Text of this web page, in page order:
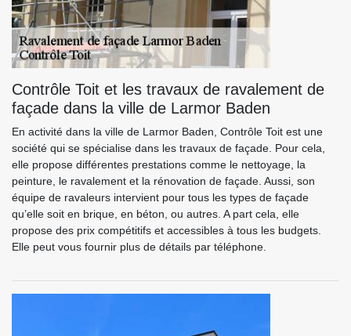
Contrôle Toit et les travaux de ravalement de
façade dans la ville de Larmor Baden
En activité dans la ville de Larmor Baden, Contrôle Toit est une
société qui se spécialise dans les travaux de façade. Pour cela,
elle propose différentes prestations comme le nettoyage, la
peinture, le ravalement et la rénovation de façade. Aussi, son
équipe de ravaleurs intervient pour tous les types de façade
qu’elle soit en brique, en béton, ou autres. A part cela, elle
propose des prix compétitifs et accessibles à tous les budgets.
Elle peut vous fournir plus de détails par téléphone.